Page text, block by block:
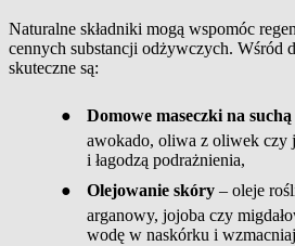
Naturalne składniki mogą wspomóc
cennych substancji odżywczych. Wśród
skuteczne są:
● Domowe maseczki na
awokado, oliwa z oliwek czy
i łagodzą podrażnienia,
● Olejowanie skóry – oleje
arganowy, jojoba czy
wodę w naskórku i